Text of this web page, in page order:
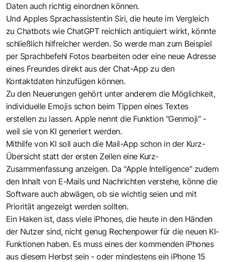
Daten auch richtig einordnen können.
Und Apples Sprachassistentin Siri, die heute im Vergleich
zu Chatbots wie ChatGPT reichlich antiquiert wirkt, könnte
schließlich hilfreicher werden. So werde man zum Beispiel
per Sprachbefehl Fotos bearbeiten oder eine neue Adresse
eines Freundes direkt aus der Chat-App zu den
Kontaktdaten hinzufügen können.
Zu den Neuerungen gehört unter anderem die Möglichkeit,
individuelle Emojis schon beim Tippen eines Textes
erstellen zu lassen. Apple nennt die Funktion "Genmoji" -
weil sie von KI generiert werden.
Mithilfe von KI soll auch die Mail-App schon in der Kurz-
Übersicht statt der ersten Zeilen eine Kurz-
Zusammenfassung anzeigen. Da "Apple Intelligence" zudem
den Inhalt von E-Mails und Nachrichten verstehe, könne die
Software auch abwägen, ob sie wichtig seien und mit
Priorität angezeigt werden sollten.
Ein Haken ist, dass viele iPhones, die heute in den Händen
der Nutzer sind, nicht genug Rechenpower für die neuen KI-
Funktionen haben. Es muss eines der kommenden iPhones
aus diesem Herbst sein - oder mindestens ein iPhone 15